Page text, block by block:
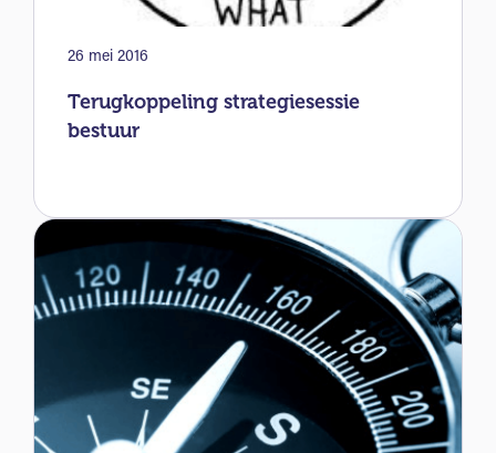
26 mei 2016
Terugkoppeling strategiesessie
bestuur